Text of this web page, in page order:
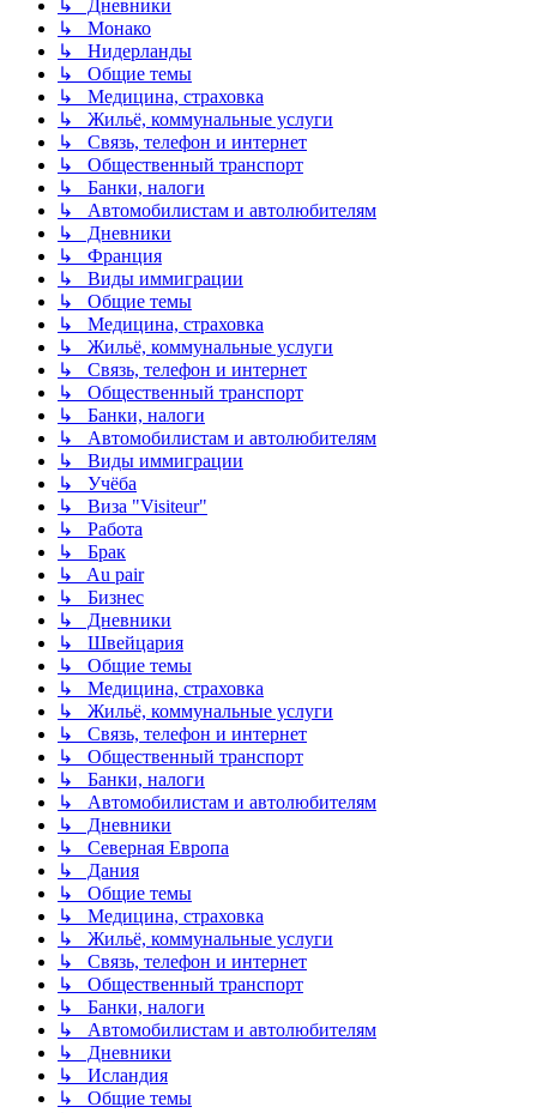
↳ Дневники
↳ Монако
↳ Нидерланды
↳ Общие темы
↳ Медицина, страховка
↳ Жильё, коммунальные услуги
↳ Связь, телефон и интернет
↳ Общественный транспорт
↳ Банки, налоги
↳ Автомобилистам и автолюбителям
↳ Дневники
↳ Франция
↳ Виды иммиграции
↳ Общие темы
↳ Медицина, страховка
↳ Жильё, коммунальные услуги
↳ Связь, телефон и интернет
↳ Общественный транспорт
↳ Банки, налоги
↳ Автомобилистам и автолюбителям
↳ Виды иммиграции
↳ Учёба
↳ Виза "Visiteur"
↳ Работа
↳ Брак
↳ Au pair
↳ Бизнес
↳ Дневники
↳ Швейцария
↳ Общие темы
↳ Медицина, страховка
↳ Жильё, коммунальные услуги
↳ Связь, телефон и интернет
↳ Общественный транспорт
↳ Банки, налоги
↳ Автомобилистам и автолюбителям
↳ Дневники
↳ Северная Европа
↳ Дания
↳ Общие темы
↳ Медицина, страховка
↳ Жильё, коммунальные услуги
↳ Связь, телефон и интернет
↳ Общественный транспорт
↳ Банки, налоги
↳ Автомобилистам и автолюбителям
↳ Дневники
↳ Исландия
↳ Общие темы